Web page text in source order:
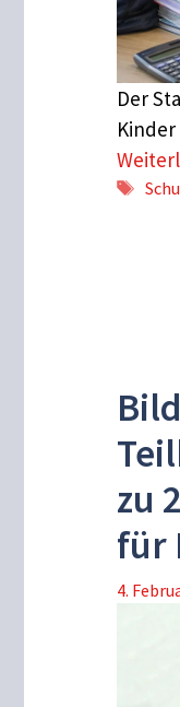
Der
zu
für
4.